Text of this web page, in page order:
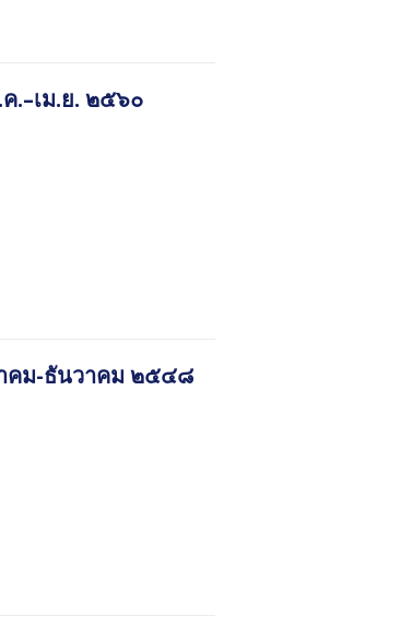
.–เม.ย. ๒๕๖๐
คม-ธันวาคม ๒๕๔๘